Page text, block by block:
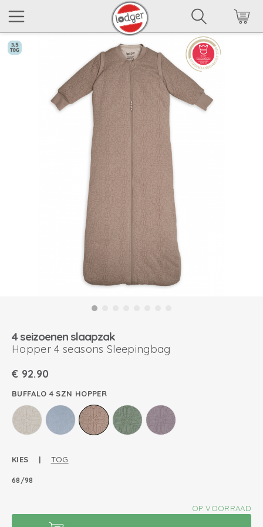
4 seizoenen slaapzak
Hopper 4 seasons Sleepingbag
€ 92.90
BUFFALO 4 SZN HOPPER
KIES | TOG
68/98
OP VOORRAAD